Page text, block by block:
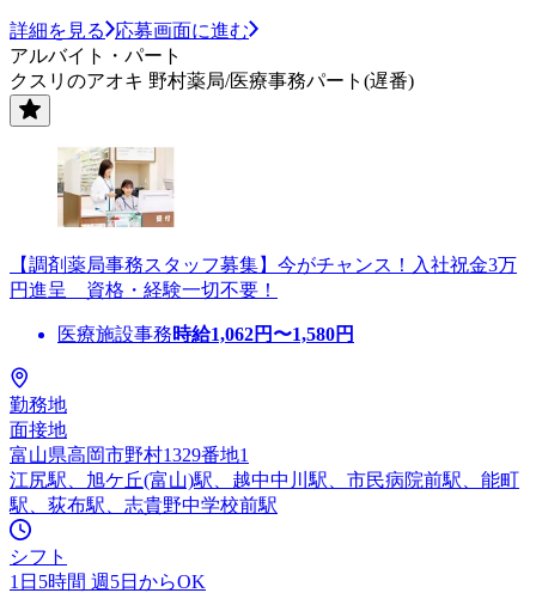
詳細を見る
応募画面に進む
アルバイト・パート
クスリのアオキ 野村薬局/医療事務パート(遅番)
【調剤薬局事務スタッフ募集】今がチャンス！入社祝金3万
円進呈 資格・経験一切不要！
医療施設事務時給1,062円〜1,580円
勤務地
面接地
富山県高岡市野村1329番地1
江尻駅、旭ケ丘(富山)駅、越中中川駅、市民病院前駅、能町
駅、荻布駅、志貴野中学校前駅
シフト
1日5時間 週5日からOK